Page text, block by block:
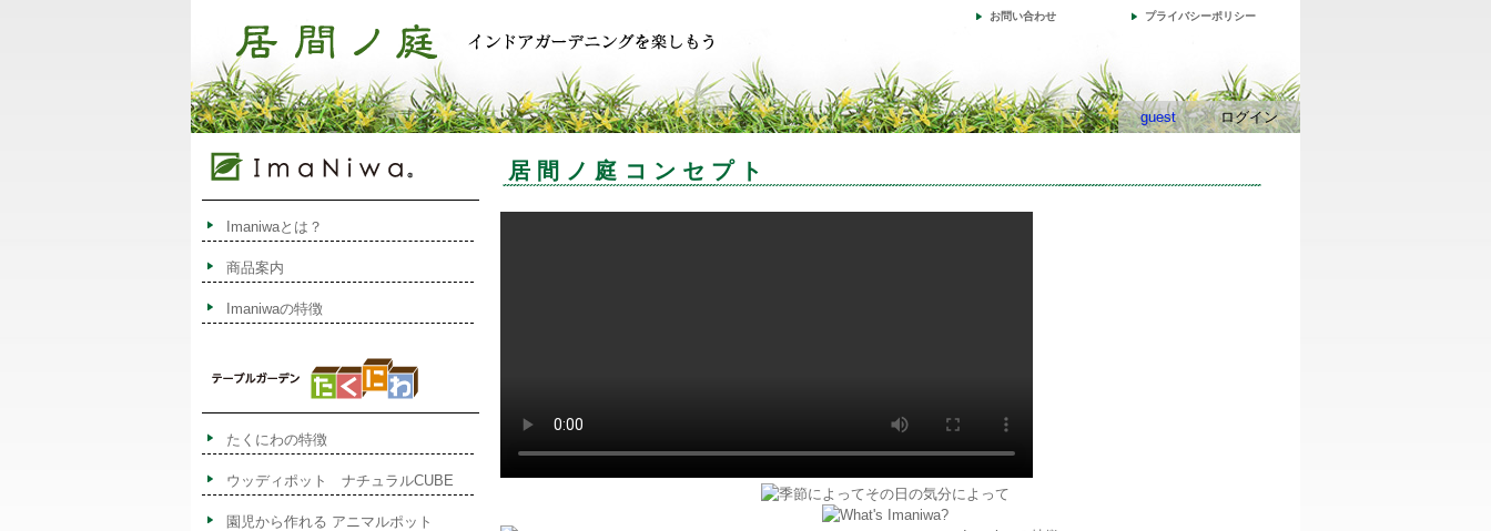
プライバシーポリシー
お問い合わせ
guest ログイン
居間ノ庭コンセプト
Imaniwaとは？
商品案内
Imaniwaの特徴
たくにわの特徴
ウッディポット ナチュラルCUBE
園児から作れる アニマルポット